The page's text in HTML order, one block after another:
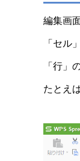
編集画
「セル
「行」
たとえ